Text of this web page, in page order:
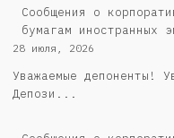
Сообщения о
бумагам иностранных
28 июля, 2026
Уважаемые депоненты!
Депози...